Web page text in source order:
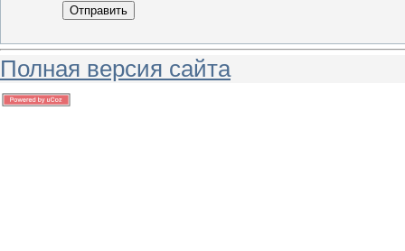
Отправить
Полная версия сайта